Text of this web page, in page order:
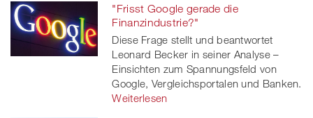
Facebook
on
twitt
er
linkedinXing
"Frisst Google gerade die
Finanzindustrie?"
Diese Frage stellt und beantwortet
Leonard Becker in seiner Analyse –
Einsichten zum Spannungsfeld von
Google, Vergleichsportalen und Banken.
Weiterlesen